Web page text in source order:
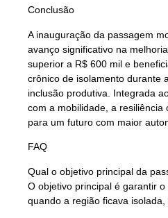
Conclusão
A inauguração da passagem
avanço significativo na
superior a R$ 600 mil e
crônico de isolamento durante
inclusão produtiva. Integrada
com a mobilidade, a
para um futuro com maior
FAQ
Qual o objetivo principal da
O objetivo principal é garantir
quando a região ficava